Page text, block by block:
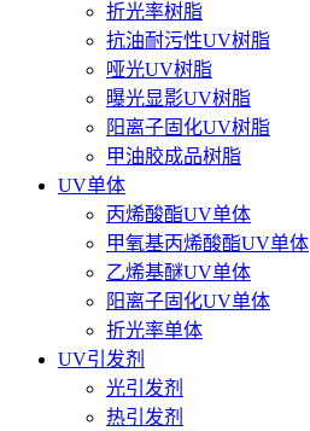
折光率树脂
抗油耐污性UV树脂
哑光UV树脂
曝光显影UV树脂
阳离子固化UV树脂
甲油胶成品树脂
UV单体
丙烯酸酯UV单体
甲氧基丙烯酸酯UV单体
乙烯基醚UV单体
阳离子固化UV单体
折光率单体
UV引发剂
光引发剂
热引发剂